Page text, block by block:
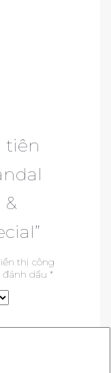
tiên
thị công
dấu *